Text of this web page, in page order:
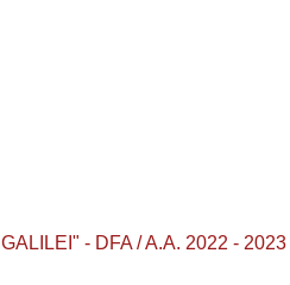
- DFA / A.A. 2022 -